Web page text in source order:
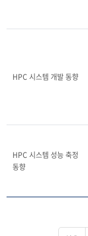
HPC 시스템 개발 동향
HPC 시스템 성능 축정
동향